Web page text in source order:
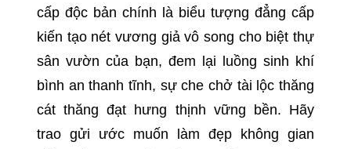
cấp độc bản chính là biểu tượng đẳng cấp
kiến tạo nét vương giả vô song cho biệt thự
sân vườn của bạn, đem lại luồng sinh khí
bình an thanh tĩnh, sự che chở tài lộc thăng
cát thăng đạt hưng thịnh vững bền. Hãy
trao gửi ước muốn làm đẹp không gian